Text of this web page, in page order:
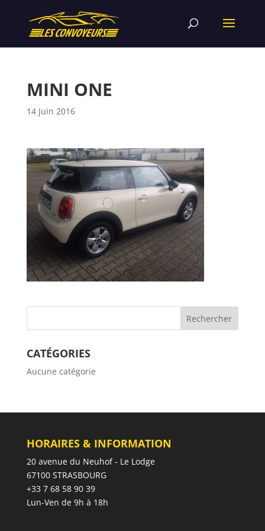
MINI ONE
14 Juin 2016
CATÉGORIES
Aucune catégorie
HORAIRES & INFORMATION
20 avenue du Neuhof - Le Lodge
67100 STRASBOURG
+33 7 68 58 90 39
Lun-Ven de 9h à 18h